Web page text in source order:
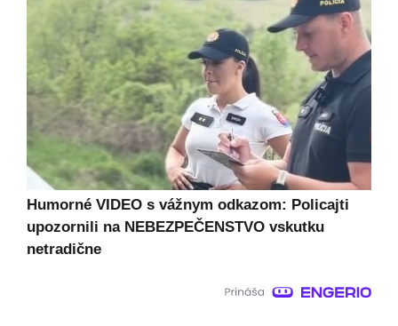
Humorné VIDEO s vážnym odkazom: Policajti
upozornili na NEBEZPEČENSTVO vskutku
netradične